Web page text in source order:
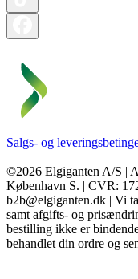
Salgs- og
©2026 Elgiganten A/S |
København S. | CVR:
b2b@elgiganten.dk | Vi
samt afgifts- og
bestilling ikke er
behandlet din ordre og